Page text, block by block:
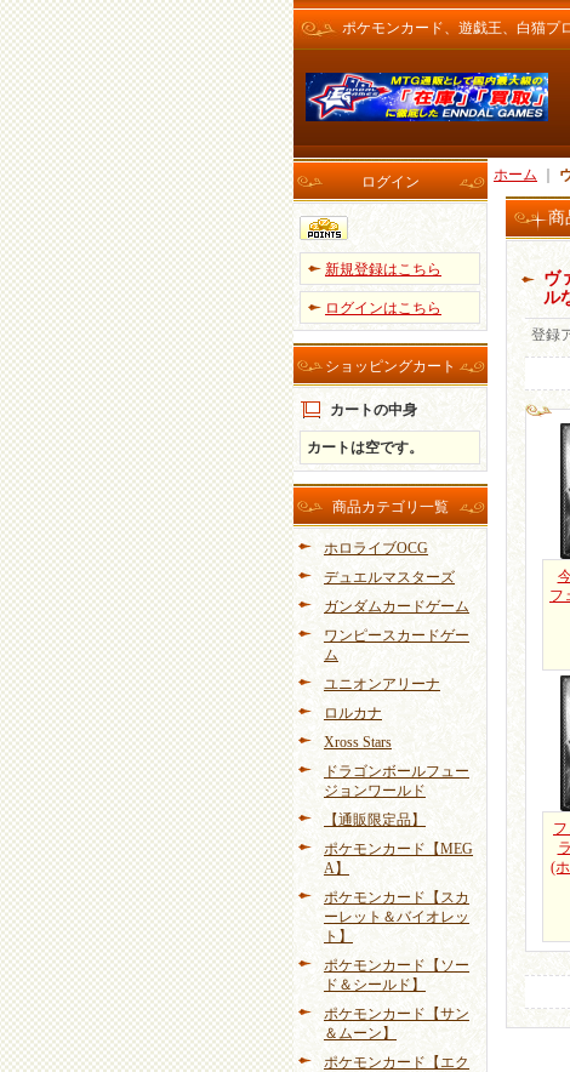
ポケモンカード、遊戯王、白猫プ
ログイン
新規登録はこちら
ログインはこちら
ショッピングカート
カートの中身
カートは空です。
商品カテゴリ一覧
ホロライブOCG
デュエルマスターズ
ガンダムカードゲーム
ワンピースカードゲー
ム
ユニオンアリーナ
ロルカナ
Xross Stars
ドラゴンボールフュー
ジョンワールド
【通販限定品】
ポケモンカード【MEG
A】
ポケモンカード【スカ
ーレット＆バイオレッ
ト】
ポケモンカード【ソー
ド＆シールド】
ポケモンカード【サン
＆ムーン】
ポケモンカード【エク
ホーム
商
ヴ
ル
登録
フ
(